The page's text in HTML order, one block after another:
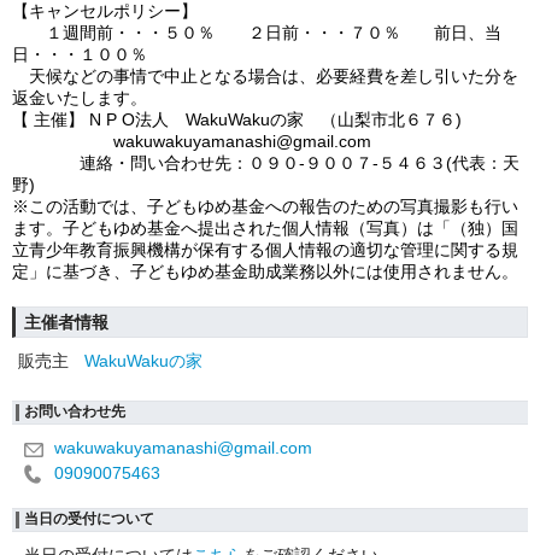
【キャンセルポリシー】
１週間前・・・５０％ ２日前・・・７０％ 前日、当
日・・・１００％
天候などの事情で中止となる場合は、必要経費を差し引いた分を
返金いたします。
【 主催】 N P O法人 WakuWakuの家 （山梨市北６７６)
wakuwakuyamanashi@gmail.com
連絡・問い合わせ先：０９０‐９００７‐５４６３(代表：天
野)
※この活動では、子どもゆめ基金への報告のための写真撮影も行い
ます。子どもゆめ基金へ提出された個人情報（写真）は「（独）国
立青少年教育振興機構が保有する個人情報の適切な管理に関する規
定」に基づき、子どもゆめ基金助成業務以外には使用されません。
主催者情報
販売主
WakuWakuの家
お問い合わせ先
wakuwakuyamanashi@gmail.com
09090075463
当日の受付について